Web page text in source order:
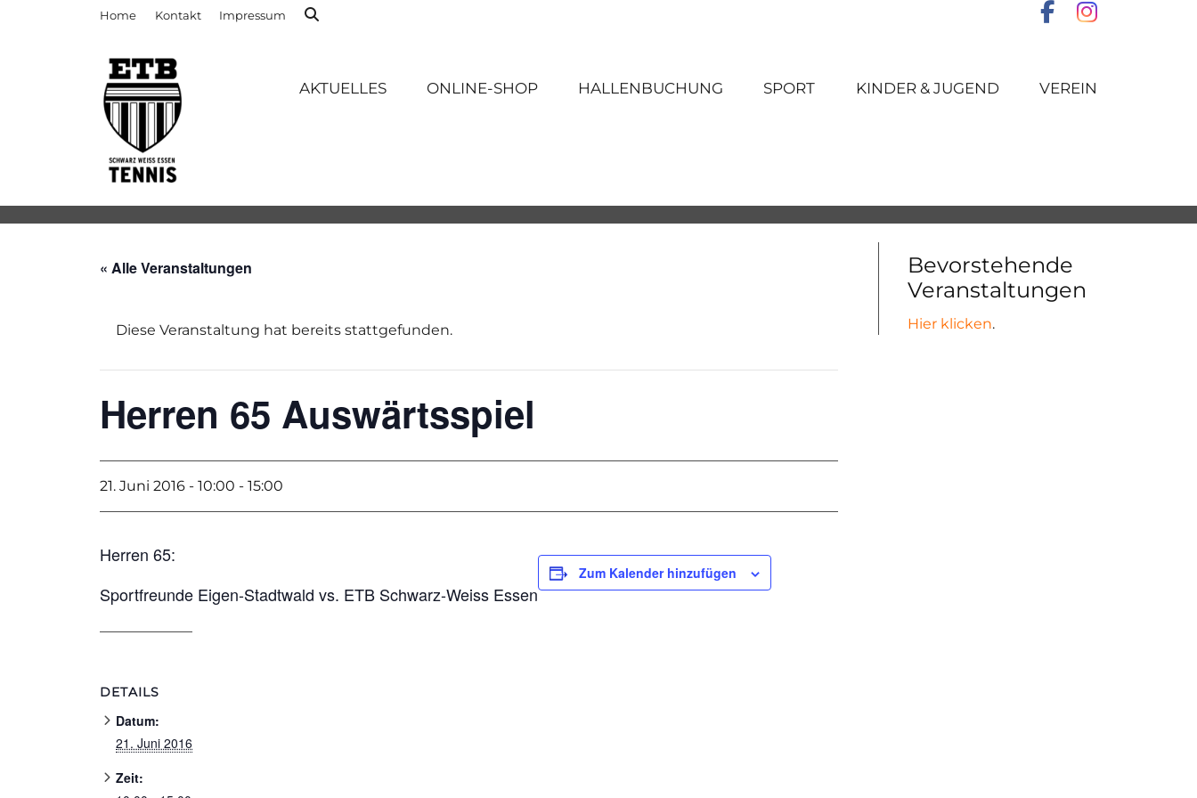
Home Kontakt Impressum
AKTUELLES ONLINE-SHOP HALLENBUCHUNG SPORT KINDER & JUGEND VEREIN
« Alle Veranstaltungen
Diese Veranstaltung hat bereits stattgefunden.
Herren 65 Auswärtsspiel
21. Juni 2016 - 10:00 - 15:00
Herren 65:
Sportfreunde Eigen-Stadtwald vs. ETB Schwarz-Weiss Essen
Zum Kalender hinzufügen
DETAILS
Datum:
21. Juni 2016
Zeit:
Bevorstehende
Veranstaltungen
Hier klicken.